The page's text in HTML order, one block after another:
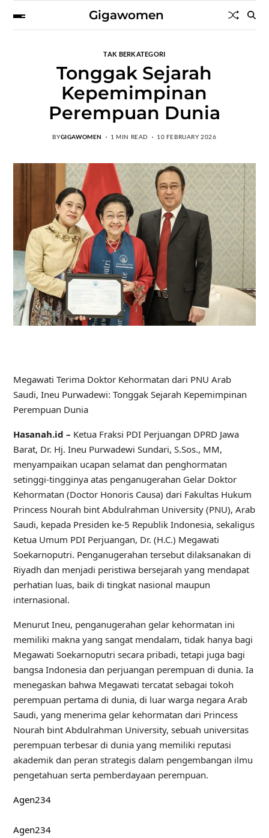
Gigawomen
TAK BERKATEGORI
Tonggak Sejarah
Kepemimpinan
Perempuan Dunia
BYGIGAWOMEN 1 MIN READ 10 FEBRUARY 2026
Megawati Terima Doktor Kehormatan dari PNU Arab
Saudi, Ineu Purwadewi: Tonggak Sejarah Kepemimpinan
Perempuan Dunia
Hasanah.id – Ketua Fraksi PDI Perjuangan DPRD Jawa
Barat, Dr. Hj. Ineu Purwadewi Sundari, S.Sos., MM,
menyampaikan ucapan selamat dan penghormatan
setinggi-tingginya atas penganugerahan Gelar Doktor
Kehormatan (Doctor Honoris Causa) dari Fakultas Hukum
Princess Nourah bint Abdulrahman University (PNU), Arab
Saudi, kepada Presiden ke-5 Republik Indonesia, sekaligus
Ketua Umum PDI Perjuangan, Dr. (H.C.) Megawati
Soekarnoputri. Penganugerahan tersebut dilaksanakan di
Riyadh dan menjadi peristiwa bersejarah yang mendapat
perhatian luas, baik di tingkat nasional maupun
internasional.
Menurut Ineu, penganugerahan gelar kehormatan ini
memiliki makna yang sangat mendalam, tidak hanya bagi
Megawati Soekarnoputri secara pribadi, tetapi juga bagi
bangsa Indonesia dan perjuangan perempuan di dunia. Ia
menegaskan bahwa Megawati tercatat sebagai tokoh
perempuan pertama di dunia, di luar warga negara Arab
Saudi, yang menerima gelar kehormatan dari Princess
Nourah bint Abdulrahman University, sebuah universitas
perempuan terbesar di dunia yang memiliki reputasi
akademik dan peran strategis dalam pengembangan ilmu
pengetahuan serta pemberdayaan perempuan.
Agen234
Agen234